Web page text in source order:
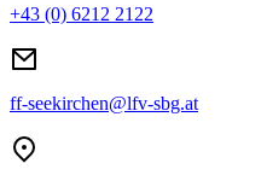
+43 (0) 6212 2122
ff-seekirchen@lfv-sbg.at